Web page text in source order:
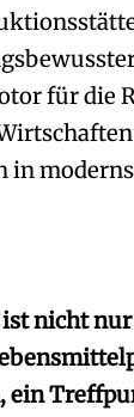
für die
ist nicht
ein